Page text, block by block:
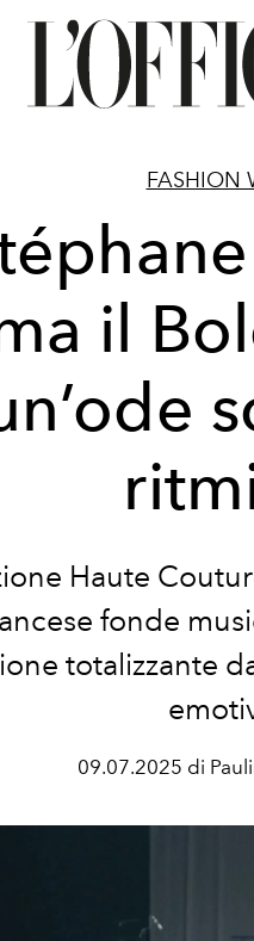
FASHION
il
Haute
fonde
totalizzante
09.07.2025 di